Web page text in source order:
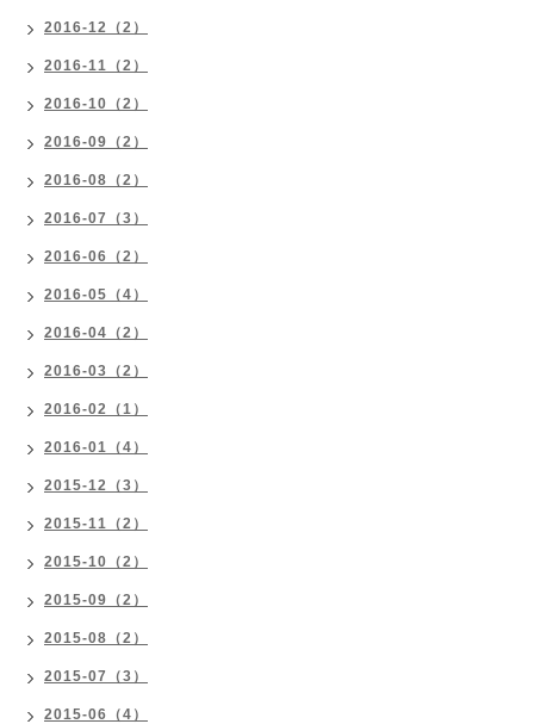
2016-12（2）
2016-11（2）
2016-10（2）
2016-09（2）
2016-08（2）
2016-07（3）
2016-06（2）
2016-05（4）
2016-04（2）
2016-03（2）
2016-02（1）
2016-01（4）
2015-12（3）
2015-11（2）
2015-10（2）
2015-09（2）
2015-08（2）
2015-07（3）
2015-06（4）